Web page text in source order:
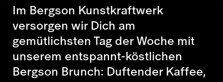
Im Bergson Kunstkraftwerk
versorgen wir Dich am
gemütlichsten Tag der Woche mit
unserem entspannt-köstlichen
Bergson Brunch: Duftender Kaffee,